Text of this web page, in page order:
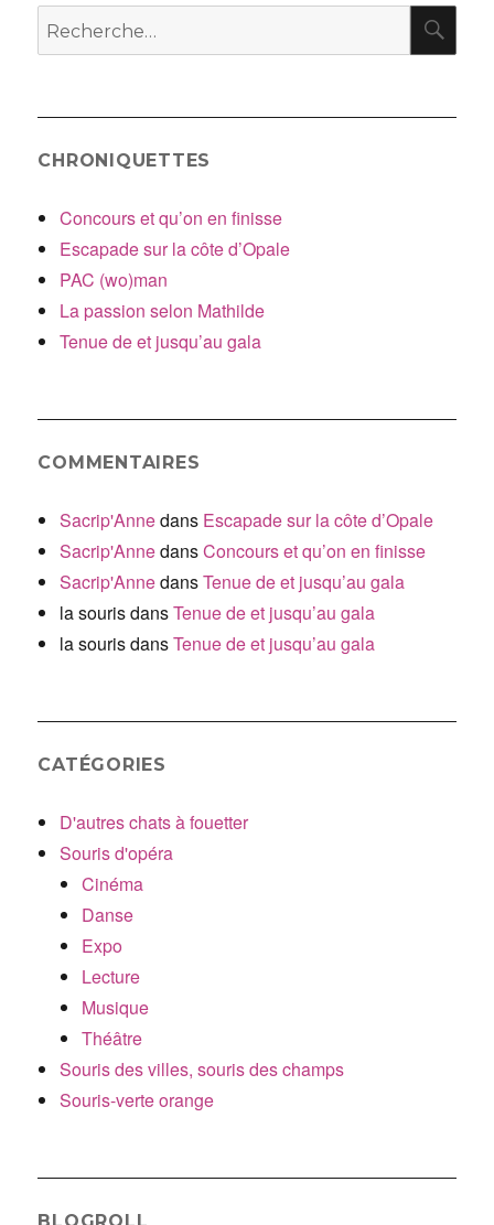
Recherche
pour
CHRONIQUETTES
Concours et qu’on en finisse
Escapade sur la côte d’Opale
PAC (wo)man
La passion selon Mathilde
Tenue de et jusqu’au gala
COMMENTAIRES
Sacrip'Annedans Escapade sur la côte d’Opale
Sacrip'AnnedansConcours et qu’on en finisse
Sacrip'AnnedansTenue de et jusqu’au gala
la sourisdansTenue de et jusqu’au gala
la sourisdansTenue de et jusqu’au gala
CATÉGORIES
D'autres chats à fouetter
Souris d'opéra
Cinéma
Danse
Expo
Lecture
Musique
Théâtre
Souris des villes, souris des champs
Souris-verte orange